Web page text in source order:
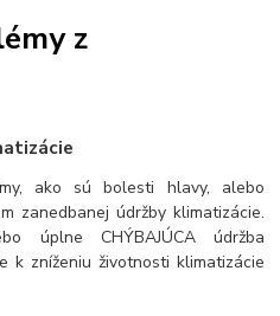
z
ako sú bolesti hlavy, alebo
zanedbanej údržby klimatizácie.
úplne CHÝBAJÚCA údržba
k zníženiu životnosti klimatizácie